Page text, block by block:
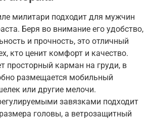
милитари подходит для мужчин
Беря во внимание его удобство,
и прочность, это отличный
кто ценит комфорт и качество.
просторный карман на груди, в
размещается мобильный
или другие мелочи.
завязками подходит
головы, а ветрозащитный